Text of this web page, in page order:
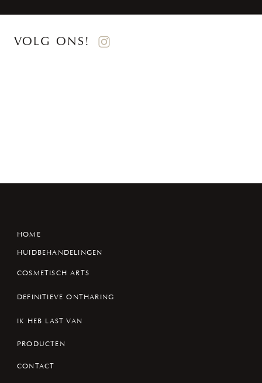
VOLG ONS!
HOME
HUIDBEHANDELINGEN
COSMETISCH ARTS
DEFINITIEVE ONTHARING
IK HEB LAST VAN
PRODUCTEN
CONTACT